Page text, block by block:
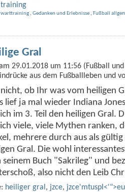
training
, Gedanken und Erlebnisse , Fußball
Gral
29.01.2018 um 11:56 (Fußball
aus dem Fußballleben und
nicht, ob Ihr was vom heiligen
lief ja mal wieder Indiana
im 3. Teil den heiligen Gral.
viele, viele Mythen ranken,
mehrere durch aus als
Gral. Die wohl
seinem Buch "Sakrileg" und
also nicht den Leib
heiliger gral , jzce,